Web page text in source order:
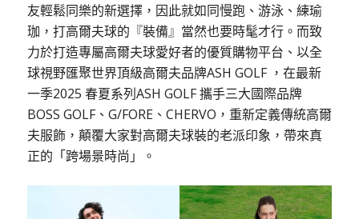
友輕鬆同樂的新選擇，因此就如同慢跑、游泳、練瑜
珈，打高爾夫球的『裝備』當然也要時髦才行。而致
力於打造專屬高爾夫球愛好者的優質購物平台、以全
球視野匯聚世界頂級高爾夫品牌ASH GOLF ，在最新
一季2025 春夏系列ASH GOLF 攜手三大國際品牌
BOSS GOLF、G/FORE、CHERVO，重新定義傳統高爾
夫服飾，顛覆大家對高爾夫球裝的老派印象，帶來真
正的「跨場景時尚」。